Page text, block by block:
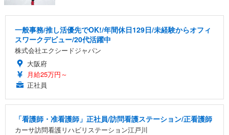
一般事務/推し活優先でOK!/年間休日129日/未経験からオフィ
スワークデビュー/20代活躍中
株式会社エクシードジャパン
大阪府
月給25万円～
正社員
「看護師・准看護師」正社員/訪問看護ステーション/正看護師
カーサ訪問看護リハビリステーション江戸川